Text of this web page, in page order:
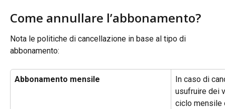
Come annullare l’abbonamento?
Nota le politiche di cancellazione in base al tipo di
abbonamento:
Abbonamento mensile
In caso di
usufruire dei
ciclo mensile